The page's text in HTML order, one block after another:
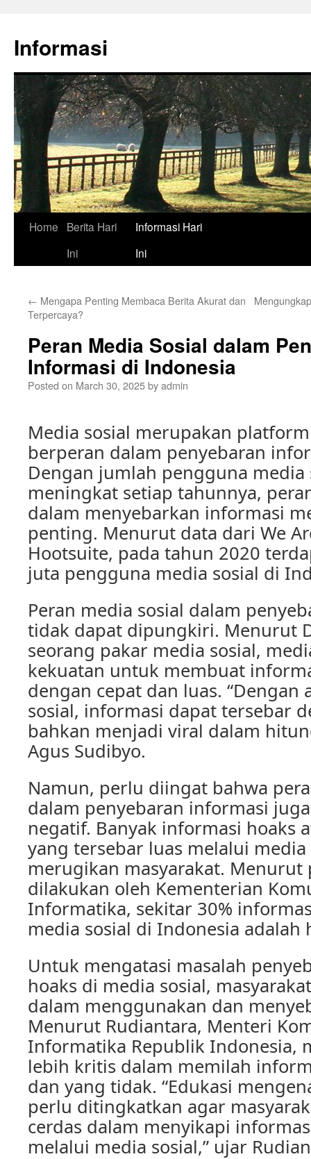
content
Informasi
Home
Berita Hari
Ini
Informasi Hari
Ini
← Mengapa Penting Membaca Berita Akurat dan
Terpercaya?
Peran Media Sosial dalam
Informasi di Indonesia
Posted on March 30, 2025byadmin
Media sosial merupakan
berperan dalam penyebaran
Dengan jumlah pengguna media
meningkat setiap tahunnya,
dalam menyebarkan informasi
penting. Menurut data dari We
Hootsuite, pada tahun 2020
juta pengguna media sosial di
Peran media sosial dalam
tidak dapat dipungkiri. Menurut
seorang pakar media sosial,
kekuatan untuk membuat
dengan cepat dan luas. “Dengan
sosial, informasi dapat tersebar
bahkan menjadi viral dalam
Agus Sudibyo.
Namun, perlu diingat bahwa
dalam penyebaran informasi
negatif. Banyak informasi hoaks
yang tersebar luas melalui
merugikan masyarakat. Menurut
dilakukan oleh Kementerian
Informatika, sekitar 30%
media sosial di Indonesia adalah
Untuk mengatasi masalah
hoaks di media sosial,
dalam menggunakan dan
Menurut Rudiantara, Menteri
Informatika Republik Indonesia,
lebih kritis dalam memilah
dan yang tidak. “Edukasi
perlu ditingkatkan agar
cerdas dalam menyikapi
melalui media sosial,” ujar